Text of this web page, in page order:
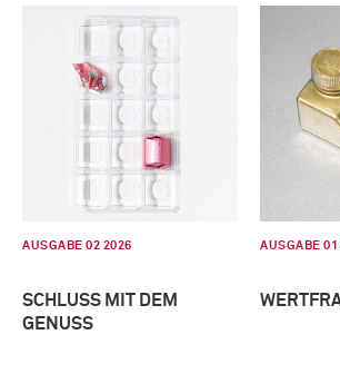
AUSGABE 02 2026
SCHLUSS MIT DEM
GENUSS
AUSGABE 01